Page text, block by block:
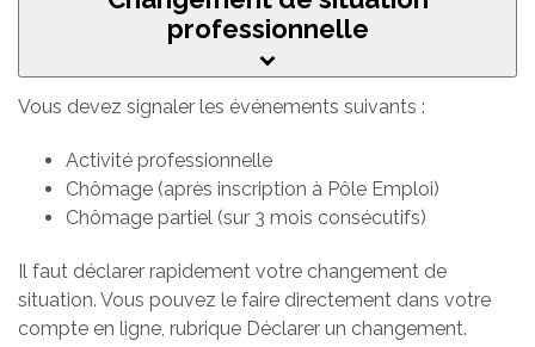
professionnelle
Vous devez signaler les événements suivants :
Activité professionnelle
Chômage (après inscription à Pôle Emploi)
Chômage partiel (sur 3 mois consécutifs)
Il faut déclarer rapidement votre changement de
situation. Vous pouvez le faire directement dans votre
compte en ligne, rubrique Déclarer un changement.